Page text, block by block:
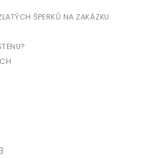
ŠPERKŮ NA ZAKÁZKU